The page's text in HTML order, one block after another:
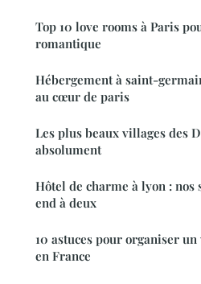
Top 10 love rooms à Paris
romantique
Hébergement à saint-
au cœur de paris
Les plus beaux villages des
absolument
Hôtel de charme à lyon : nos
end à deux
10 astuces pour organiser
en France